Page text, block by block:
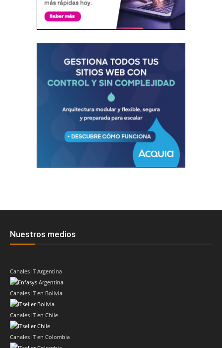
Nuestros medios
Canales IT Argentina
Canales IT en Bolivia
Canales IT en Chile
Canales IT en Colombia